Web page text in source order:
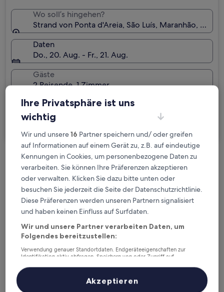
Wo soll’s hingehen?
Strand von Ponta d'Areia, São Luís, Maranhão,
Daten
Do., 20. Aug. - Fr., 21. Aug.
Gäste
2 Reisende, 1 Zimmer
Ich reise geschäftlich
Kostenlose Stornierung bei
Planänderungen
Verdiene Prämien für jede
wahrgenommene Übernachtung
Mehr sparen mit Preisen für Mitglieder
Überprüfe die Preise für diese Daten
Ihre Privatsphäre ist uns
wichtig
Wir und unsere16 Partner speichern und/ oder greifen
auf Informationen auf einem Gerät zu, z.B. auf eindeutige
Kennungen in Cookies, um personenbezogene Daten zu
verarbeiten. Sie können Ihre Präferenzen akzeptieren
oder verwalten. Klicken Sie dazu bitte unten oder
besuchen Sie jederzeit die Seite der Datenschutzrichtlinie.
Diese Präferenzen werden unseren Partnern signalisiert
und haben keinen Einfluss auf Surfdaten.
Wir und unsere Partner verarbeiten Daten, um
Folgendes bereitzustellen:
Verwendung genauer Standortdaten. Endgeräteeigenschaften zur
Identifikation aktiv abfragen. Speichern von oder Zugriff auf
Inhalte, Messung von Werbeleistung und der Performance von Inhalten,
Zielgruppenforschung sowie Entwicklung und Verbesserung von
Akzeptieren